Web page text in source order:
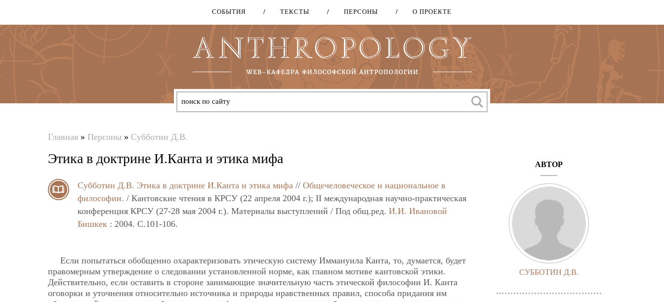
Перейти
основному
содержанию
СОБЫТИЯ ТЕКСТЫ ПЕРСОНЫ О ПРОЕКТЕ
здесь
Главная » Персоны » Субботин Д.В.
Этика в доктрине И.Канта и этика мифа
Субботин Д.В. Этика в доктрине И.Канта и этика мифа // Общечеловеческое и национальное в
философии. / Кантовские чтения в КРСУ (22 апреля 2004 г.); II международная научно-практическая
конференция КРСУ (27-28 мая 2004 г.). Материалы выступлений / Под общ.ред. И.И. Ивановой
Бишкек : 2004. C.101-106.
Если попытаться обобщенно охарактеризовать этическую систему Иммануила Канта, то, думается, будет
правомерным утверждение о следовании установленной норме, как главном мотиве кантовской этики.
Действительно, если оставить в стороне занимающие значительную часть этической философии И. Канта
оговорки и уточнения относительно источника и природы нравственных правил, способа придания им
АВТОР
СУББОТИН Д.В.